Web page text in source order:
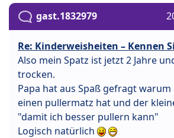
gast.1832979
Re: Kinderweisheiten – Kennen
Also mein Spatz ist jetzt 2 Jahre
trocken.
Papa hat aus Spaß gefragt
einen pullermatz hat und der
"damit ich besser pullern kann"
Logisch natürlich